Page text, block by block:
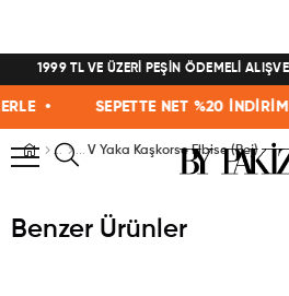
1999 TL VE ÜZERİ PEŞİN ÖDEMELİ
• SEPETTE NET %20 İNDİRİM
V Yaka Kaşkorse Elbise (Bej)
Benzer Ürünler